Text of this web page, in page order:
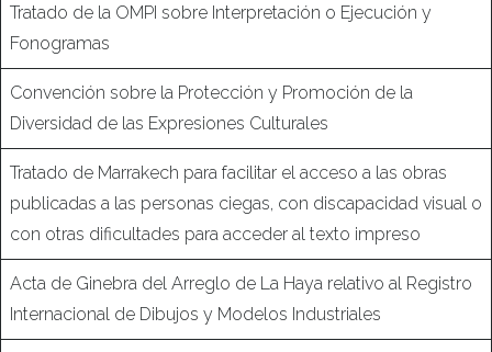
Tratado de la OMPI sobre Interpretación o Ejecución y
Fonogramas
Convención sobre la Protección y Promoción de la
Diversidad de las Expresiones Culturales
Tratado de Marrakech para facilitar el acceso a las obras
publicadas a las personas ciegas, con discapacidad visual o
con otras dificultades para acceder al texto impreso
Acta de Ginebra del Arreglo de La Haya relativo al Registro
Internacional de Dibujos y Modelos Industriales